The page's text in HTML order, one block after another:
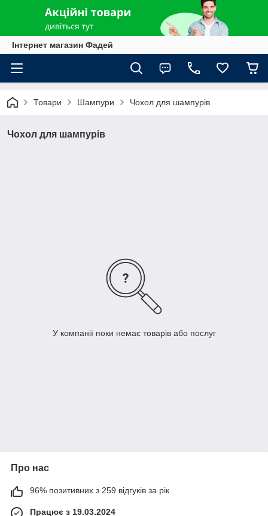
Інтернет магазин Фадей
Товари Шампури Чохол для шампурів
Чохол для шампурів
У компанії поки немає товарів або послуг
Про нас
96% позитивних з 259 відгуків за рік
Працює з 19.03.2024